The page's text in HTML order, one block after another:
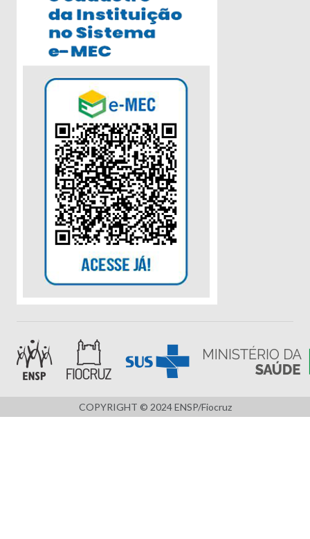
COPYRIGHT © 2024 ENSP/Fiocruz